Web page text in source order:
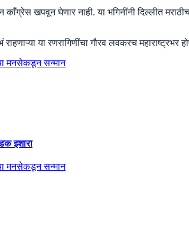
खपवून घेणार नाही. या भगिनींनी दिल्लीत
या रणरागिणींचा गौरव लवकरच महाराष्ट्रभर
इशारा